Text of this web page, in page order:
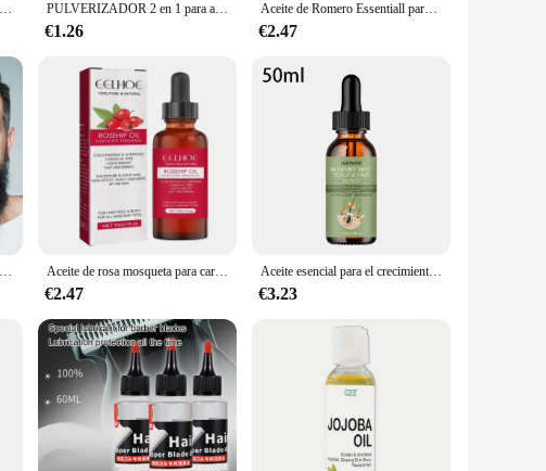
PHATOIL 100ml aceite esencial de eucalipto lavanda vainilla jazmín limón bergamota aceite aromático para difusor aromaterapia fabricación de velas PULVERIZADOR 2 en 1 para aceite de oliva, botella dispensadora con diseño de mango cómodo para barbacoa, freír al aire, horno y Camping
€1.26
Aceite de Romero Essentiall para el crecimiento del cabello, productos orgánicos para el cabello, aceite para fortalecer el cuero cabelludo para nutrir el cabello brillante y saludable
€2.47
Suero de aceite para el crecimiento de la barba de 30ml para hombres, aceite para el cuidado y el crecimiento de la barba, suaviza y fortalece el estilo, aceite para el cuidado de la barba nutritivo Aceite de rosa mosqueta para cara y piel Aceite de semilla de rosa mosqueta orgánico para masaje Gua Sha Aceite de cadera rosa prensado en frío puro para cicatrices de acné
€2.47
Aceite esencial para el crecimiento del cabello, aceite fortalecedor del cabello de menta y romero, tratamiento nutritivo para puntas abiertas, aceite orgánico seco para el cuidado del cabello
€3.23